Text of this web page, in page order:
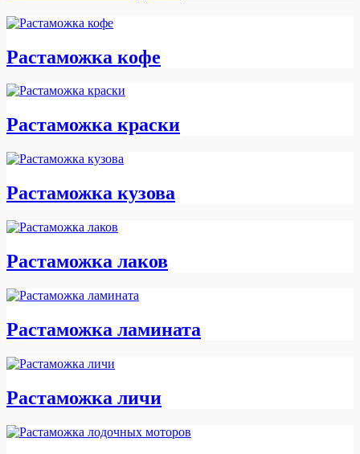
Растаможка кофе
Растаможка краски
Растаможка кузова
Растаможка лаков
Растаможка ламината
Растаможка личи